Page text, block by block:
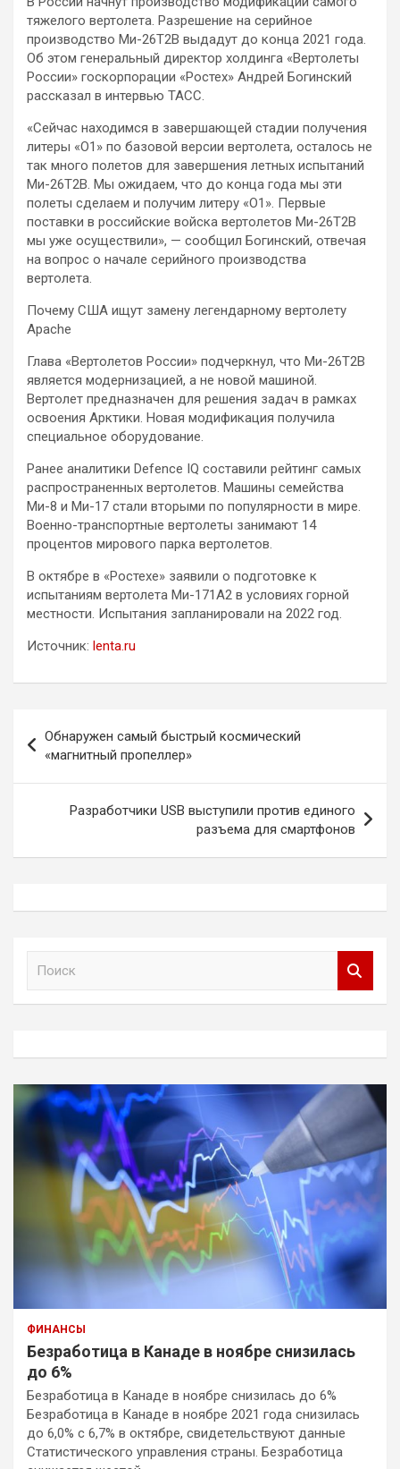
тяжелого вертолета. Разрешение на серийное
производство Ми-26Т2В выдадут до конца 2021 года.
Об этом генеральный директор холдинга «Вертолеты
России» госкорпорации «Ростех» Андрей Богинский
рассказал в интервью ТАСС.
«Сейчас находимся в завершающей стадии получения
литеры «О1» по базовой версии вертолета, осталось не
так много полетов для завершения летных испытаний
Ми-26Т2В. Мы ожидаем, что до конца года мы эти
полеты сделаем и получим литеру «О1». Первые
поставки в российские войска вертолетов Ми-26Т2В
мы уже осуществили», — сообщил Богинский, отвечая
на вопрос о начале серийного производства
вертолета.
Почему США ищут замену легендарному вертолету
Apache
Глава «Вертолетов России» подчеркнул, что Ми-26Т2В
является модернизацией, а не новой машиной.
Вертолет предназначен для решения задач в рамках
освоения Арктики. Новая модификация получила
специальное оборудование.
Ранее аналитики Defence IQ составили рейтинг самых
распространенных вертолетов. Машины семейства
Ми-8 и Ми-17 стали вторыми по популярности в мире.
Военно-транспортные вертолеты занимают 14
процентов мирового парка вертолетов.
В октябре в «Ростехе» заявили о подготовке к
испытаниям вертолета Ми-171А2 в условиях горной
местности. Испытания запланировали на 2022 год.
Источник: lenta.ru
по
записям
Обнаружен самый быстрый космический
«магнитный пропеллер»
Разработчики USB выступили против единого
разъема для смартфонов
ФИНАНСЫ
Безработица в Канаде в ноябре снизилась
до 6%
Безработица в Канаде в ноябре снизилась до 6%
Безработица в Канаде в ноябре 2021 года снизилась
до 6,0% с 6,7% в октябре, свидетельствуют данные
Статистического управления страны. Безработица